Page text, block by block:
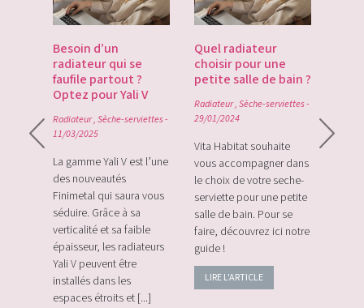
Besoin d’un
radiateur qui se
faufile partout ?
Optez pour Yali V
Radiateur,Sèche-serviettes-
11/03/2025
La gamme Yali V est l’une
des nouveautés
Finimetal qui saura vous
séduire. Grâce à sa
verticalité et sa faible
épaisseur, les radiateurs
Yali V peuvent être
installés dans les
espaces étroits et [...]
Quel radiateur
choisir pour une
petite salle de bain ?
Radiateur,Sèche-serviettes-
29/01/2024
Vita Habitat souhaite
vous accompagner dans
le choix de votre seche-
serviette pour une petite
salle de bain. Pour se
faire, découvrez ici notre
guide !
LIRE L'ARTICLE